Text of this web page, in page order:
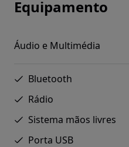
Equipamento
Áudio e Multimédia
Bluetooth
Rádio
Sistema mãos livres
Porta USB